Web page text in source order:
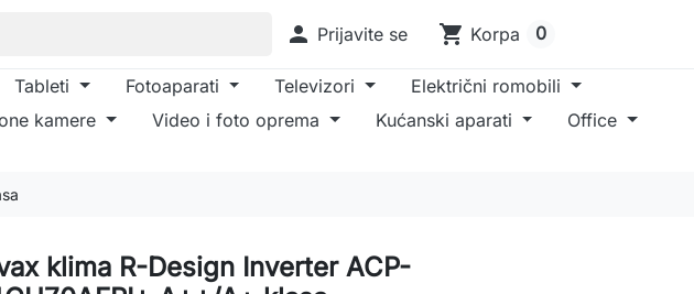
 Prijavite se shopping_cart Korpa 0
Tableti Fotoaparati Televizori
Električni romobili
kamere Video i foto oprema Kućanski aparati
Office
klima R-Design Inverter ACP-